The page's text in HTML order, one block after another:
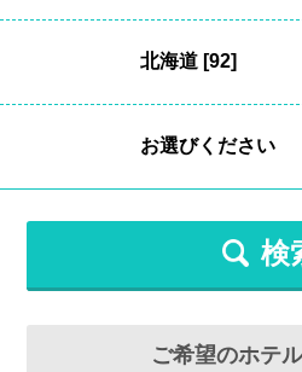
検
ご希望のホテ